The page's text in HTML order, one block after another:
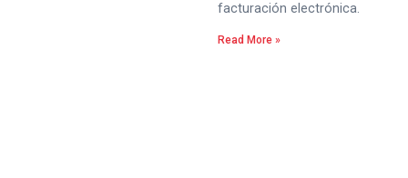
facturación electrónica.
Read More »